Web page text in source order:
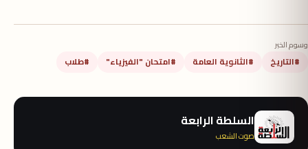
وسوم الخبر
#التاريخ #الثانوية العامة #امتحان "الفيزياء" #طلاب
السلطة الرابعة
صوت الشعب